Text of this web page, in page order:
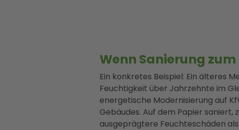
Wenn Sanierung
Ein konkretes Beispiel: Ein älteres
Feuchtigkeit über Jahrzehnte im
energetische Modernisierung auf
Gebäudes. Auf dem Papier
ausgeprägtere Feuchteschäden als